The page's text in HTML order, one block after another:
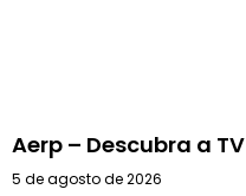
Aerp – Descubra a TV
5 de agosto de 2026